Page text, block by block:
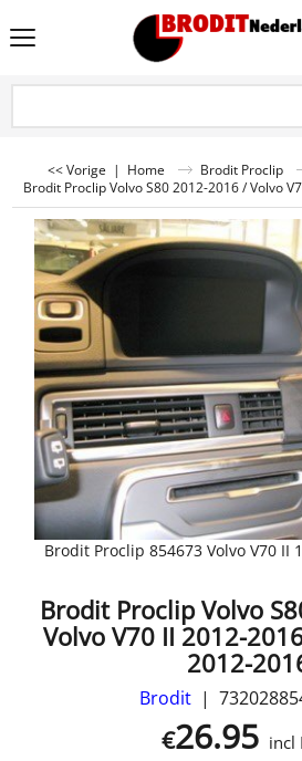
<< Vorige | Home Brodit Proclip
Brodit Proclip Volvo S80 2012-2016 / Volvo
Brodit Proclip 854673 Volvo V70 II
Brodit Proclip Volvo
Volvo V70 II 2012-
2012-
Brodit
€26.95 incl